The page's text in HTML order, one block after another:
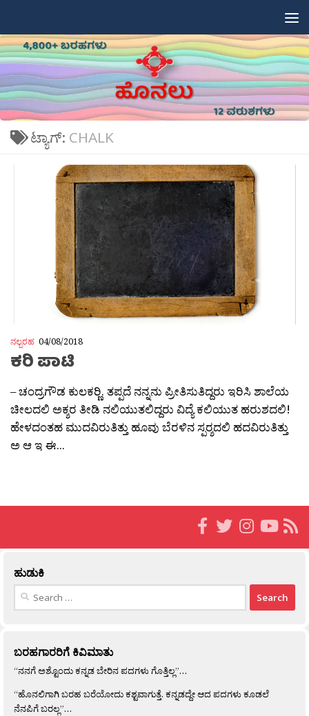
ಟ್ಯಾಗ್: CHALK
ನಲ್ಬರಹ 04/08/2018
ಕರಿ ಪಾಟಿ
– ಚಂದ್ರಗೌಡ ಕುಲಕರ‍್ಣಿ. ತಪ್ಪದೆ ನನ್ನನು ಪ್ರೀತಿಸುತಿದ್ದರು ಇರಿಸಿ ಶಾಲೆಯ
ಚೀಲದಲಿ ಅಕ್ಶರ ತೀಡಿ ನಲಿಯುತಲಿದ್ದರು ವಿದ್ಯೆ ಕಲಿಯುತ ಹರುಶದಲಿ!
ಹೇಳದಂತಹ ಮುದವಿರುತಿತ್ತು ಹೂವು ಬೆರಳಿನ ಸ್ಪರ‍್ಶದಲಿ ಹದವಿರುತಿತ್ತು
ಅ ಆ ಇ ಈ...
ಹುಡುಕಿ
Search
ಬರಹಗಾರರಿಗೆ ಕಿವಿಮಾತು
“ನನಗೆ ಅಶ್ಟೊಂದು ಕನ್ನಡ ಬೇರಿನ ಪದಗಳು ಗೊತ್ತಿಲ್ಲ”…
“ಹೊನಲಿಗಾಗಿ ಬರಹ ಬರೆಯೋದು ಕಶ್ಟವಾಗುತ್ತೆ. ಕನ್ನಡದ್ದೇ ಆದ ಪದಗಳು ಕೂಡಲೆ
ನೆನಪಿಗೆ ಬರಲ್ಲ”…